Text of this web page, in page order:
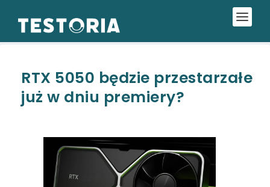
RTX 5050 będzie przestarzałe
już w dniu premiery?